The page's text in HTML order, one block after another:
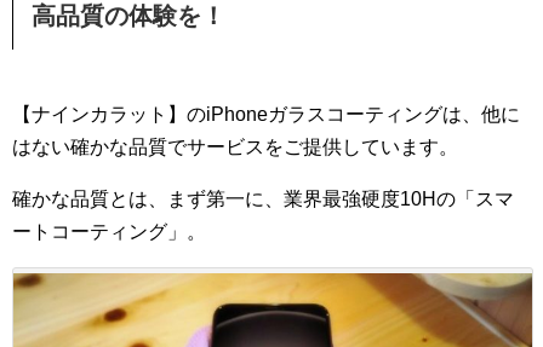
高品質の体験を！
【ナインカラット】のiPhoneガラスコーティングは、他に
はない確かな品質でサービスをご提供しています。
確かな品質とは、まず第一に、業界最強硬度10Hの「スマ
ートコーティング」。